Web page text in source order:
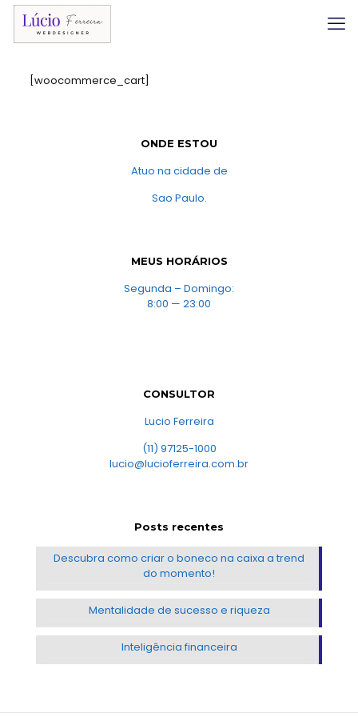
[woocommerce_cart]
ONDE ESTOU
Atuo na cidade de
Sao Paulo.
MEUS HORÁRIOS
Segunda – Domingo:
8:00 — 23:00
CONSULTOR
Lucio Ferreira
(11) 97125-1000
lucio@lucioferreira.com.br
Posts recentes
Descubra como criar o boneco na caixa a trend
do momento!
Mentalidade de sucesso e riqueza
Inteligência financeira